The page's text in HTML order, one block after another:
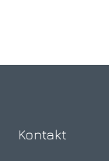
Kontakt